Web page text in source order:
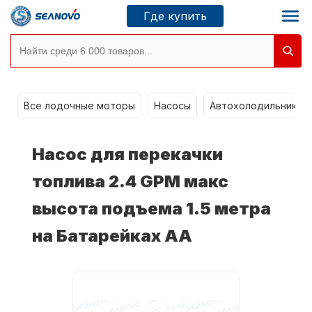
Где купить
Новосибирск
Сервисные центры
Моторы SEANOVO
Моторы CONDOR
Все лодочные моторы Насосы Автохолодильники
Насос для перекачки
топлива 2.4 GPM макс
высота подъема 1.5 метра
на Батарейках AA